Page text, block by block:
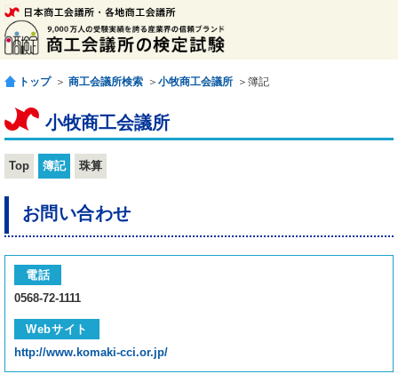
トップ ＞ 商工会議所検索 ＞ 小牧商工会議所 ＞簿記
小牧商工会議所
Top 簿記 珠算
お問い合わせ
電話
0568-72-1111
Webサイト
http://www.komaki-cci.or.jp/